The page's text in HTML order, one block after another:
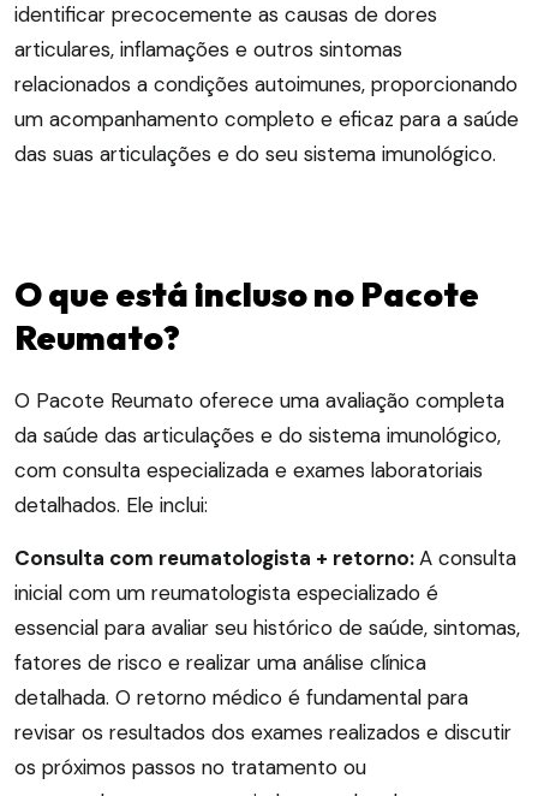
identificar precocemente as causas de dores
articulares, inflamações e outros sintomas
relacionados a condições autoimunes, proporcionando
um acompanhamento completo e eficaz para a saúde
das suas articulações e do seu sistema imunológico.
O que está incluso no Pacote
Reumato?
O Pacote Reumato oferece uma avaliação completa
da saúde das articulações e do sistema imunológico,
com consulta especializada e exames laboratoriais
detalhados. Ele inclui:
Consulta com reumatologista + retorno:A consulta
inicial com um reumatologista especializado é
essencial para avaliar seu histórico de saúde, sintomas,
fatores de risco e realizar uma análise clínica
detalhada. O retorno médico é fundamental para
revisar os resultados dos exames realizados e discutir
os próximos passos no tratamento ou